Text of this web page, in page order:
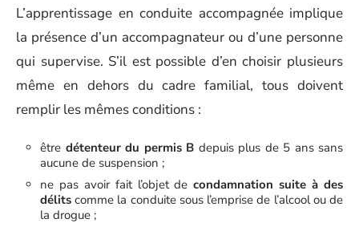
L’apprentissage en conduite accompagnée implique
la présence d’un accompagnateur ou d’une personne
qui supervise. S’il est possible d’en choisir plusieurs
même en dehors du cadre familial, tous doivent
remplir les mêmes conditions :
être détenteur du permis B depuis plus de 5 ans sans
aucune de suspension ;
ne pas avoir fait l’objet decondamnation suite à des
délits comme la conduite sous l’emprise de l’alcool ou de
la drogue ;